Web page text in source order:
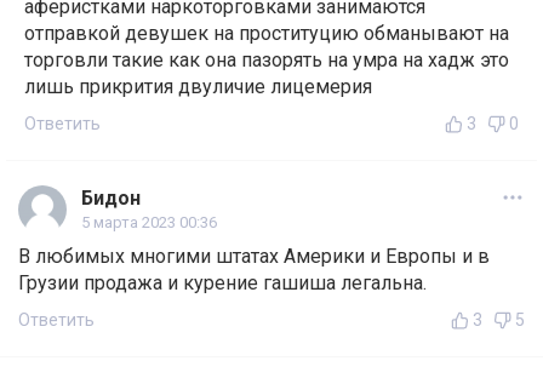
аферистками наркоторговками занимаются
отправкой девушек на проституцию обманывают на
торговли такие как она пазорять на умра на хадж это
лишь прикрития двуличие лицемерия
Ответить 3 0
Бидон
5 марта 2023 00:36
В любимых многими штатах Америки и Европы и в
Грузии продажа и курение гашиша легальна.
Ответить 3 5